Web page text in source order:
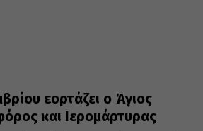
εορτάζει ο Άγιος
και Ιερομάρτυρας